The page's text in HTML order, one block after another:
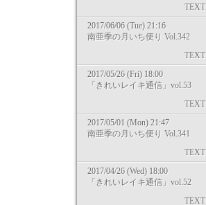
TEXT
2017/06/06 (Tue) 21:16
南亜季の月いち便り Vol.342
TEXT
2017/05/26 (Fri) 18:00
「きれいレイキ通信」vol.53
TEXT
2017/05/01 (Mon) 21:47
南亜季の月いち便り Vol.341
TEXT
2017/04/26 (Wed) 18:00
「きれいレイキ通信」vol.52
TEXT